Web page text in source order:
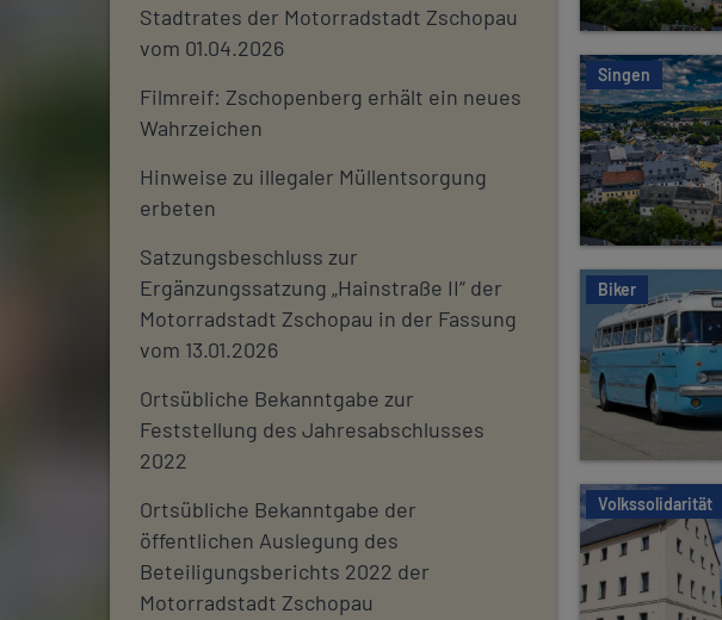
Stadtrates der Motorradstadt Zschopau
vom 01.04.2026
Filmreif: Zschopenberg erhält ein neues
Wahrzeichen
Hinweise zu illegaler Müllentsorgung
erbeten
Satzungsbeschluss zur
Ergänzungssatzung „Hainstraße II“ der
Motorradstadt Zschopau in der Fassung
vom 13.01.2026
Ortsübliche Bekanntgabe zur
Feststellung des Jahresabschlusses
2022
Ortsübliche Bekanntgabe der
öffentlichen Auslegung des
Beteiligungsberichts 2022 der
Motorradstadt Zschopau
Singen
Biker
Volkssolidarität